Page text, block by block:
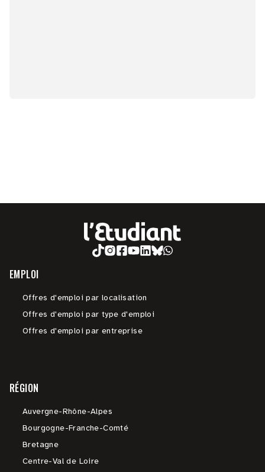
EMPLOI
Offres d'emploi par localisation
Offres d'emploi par type d'emploi
Offres d'emploi par entreprise
RÉGION
Auvergne-Rhône-Alpes
Bourgogne-Franche-Comté
Bretagne
Centre-Val de Loire